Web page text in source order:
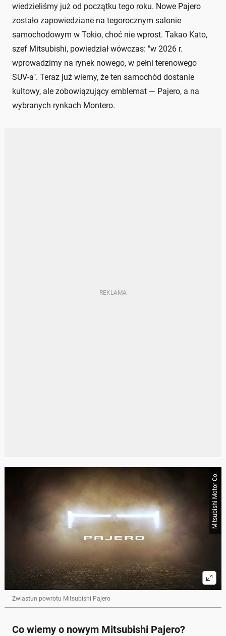
wiedzieliśmy już od początku tego roku. Nowe Pajero
zostało zapowiedziane na tegorocznym salonie
samochodowym w Tokio, choć nie wprost. Takao Kato,
szef Mitsubishi, powiedział wówczas: "w 2026 r.
wprowadzimy na rynek nowego, w pełni terenowego
SUV-a". Teraz już wiemy, że ten samochód dostanie
kultowy, ale zobowiązujący emblemat — Pajero, a na
wybranych rynkach Montero.
Mitsubishi Motor Co.
Zwiastun powrotu Mitsubishi Pajero
Co wiemy o nowym Mitsubishi Pajero?